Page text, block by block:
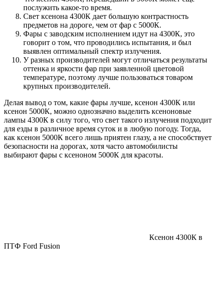
послужить какое-то время.
Свет ксенона 4300К дает большую контрастность
предметов на дороге, чем от фар с 5000К.
Фары с заводским исполнением идут на 4300К, это
говорит о том, что проводились испытания, и был
выявлен оптимальный спектр излучения.
У разных производителей могут отличаться результаты
оттенка и яркости фар при заявленной цветовой
температуре, поэтому лучше пользоваться товаром
крупных производителей.
Делая вывод о том, какие фары лучше, ксенон 4300К или
ксенон 5000К, можно однозначно выделить ксеноновые
лампы 4300К в силу того, что свет такого излучения подходит
для езды в различное время суток и в любую погоду. Тогда,
как ксенон 5000К всего лишь приятен глазу, а не способствует
безопасности на дорогах, хотя часто автомобилисты
выбирают фары с ксеноном 5000К для красоты.
Ксенон 4300К в
ПТФ Ford Fusion